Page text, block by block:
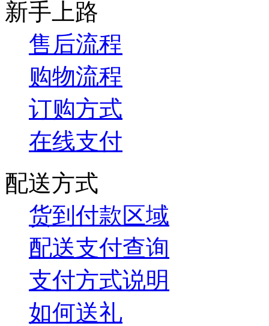
新手上路
售后流程
购物流程
订购方式
在线支付
配送方式
货到付款区域
配送支付查询
支付方式说明
如何送礼